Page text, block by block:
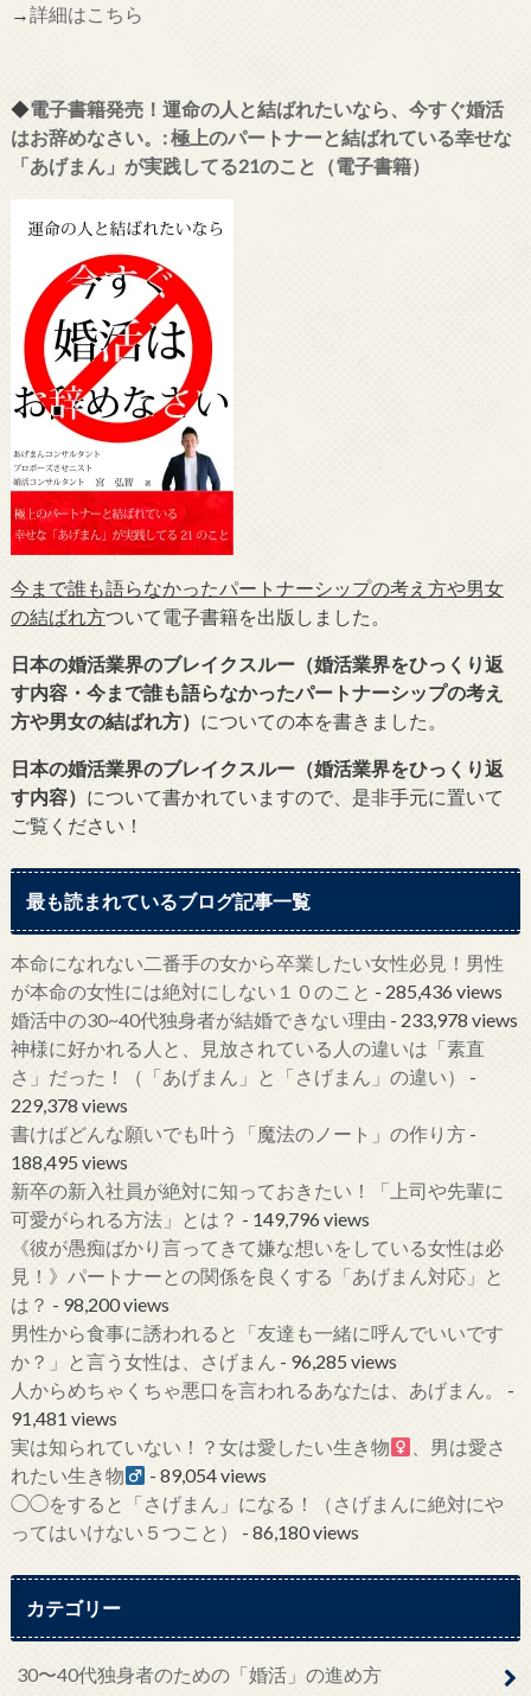
→詳細はこちら
◆電子書籍発売！運命の人と結ばれたいなら、今すぐ婚活
はお辞めなさい。: 極上のパートナーと結ばれている幸せな
「あげまん」が実践してる21のこと（電子書籍）
今まで誰も語らなかったパートナーシップの考え方や男女
の結ばれ方ついて電子書籍を出版しました。
日本の婚活業界のブレイクスルー（婚活業界をひっくり返
す内容・今まで誰も語らなかったパートナーシップの考え
方や男女の結ばれ方） についての本を書きました。
日本の婚活業界のブレイクスルー（婚活業界をひっくり返
す内容） について書かれていますので、是非手元に置いて
ご覧ください！
最も読まれているブログ記事一覧
本命になれない二番手の女から卒業したい女性必見！男性
が本命の女性には絶対にしない１０のこと - 285,436 views
婚活中の30~40代独身者が結婚できない理由 - 233,978 views
神様に好かれる人と、見放されている人の違いは「素直
さ」だった！（「あげまん」と「さげまん」の違い）
-
229,378 views
書けばどんな願いでも叶う「魔法のノート」の作り方-
188,495 views
新卒の新入社員が絶対に知っておきたい！「上司や先輩に
可愛がられる方法」とは？ - 149,796 views
《彼が愚痴ばかり言ってきて嫌な想いをしている女性は必
見！》パートナーとの関係を良くする「あげまん対応」と
は？ - 98,200 views
男性から食事に誘われると「友達も一緒に呼んでいいです
か？」と言う女性は、さげまん - 96,285 views
人からめちゃくちゃ悪口を言われるあなたは、あげまん。
-
91,481 views
実は知られていない！？女は愛したい生き物
、男は愛さ
れたい生き物
- 89,054 views
◯◯をすると「さげまん」になる！（さげまんに絶対にや
ってはいけない５つこと）
- 86,180 views
カテゴリー
30〜40代独身者のための「婚活」の進め方